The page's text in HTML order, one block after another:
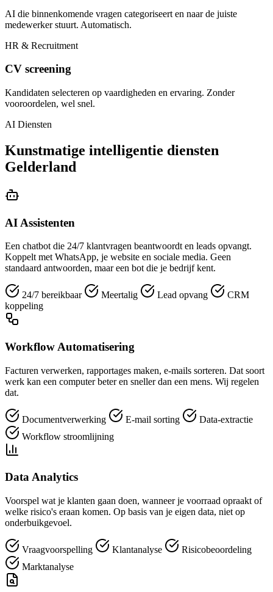
AI die binnenkomende vragen categoriseert en naar de juiste
medewerker stuurt. Automatisch.
HR & Recruitment
CV screening
Kandidaten selecteren op vaardigheden en ervaring. Zonder
vooroordelen, wel snel.
AI Diensten
Kunstmatige intelligentie diensten
Gelderland
AI Assistenten
Een chatbot die 24/7 klantvragen beantwoordt en leads opvangt.
Koppelt met WhatsApp, je website en sociale media. Geen
standaard antwoorden, maar een bot die je bedrijf kent.
24/7 bereikbaar Meertalig Lead opvang
CRM
koppeling
Workflow Automatisering
Facturen verwerken, rapportages maken, e-mails sorteren. Dat soort
werk kan een computer beter en sneller dan een mens. Wij regelen
dat.
Documentverwerking E-mail sorting
Data-extractie
Workflow stroomlijning
Data Analytics
Voorspel wat je klanten gaan doen, wanneer je voorraad opraakt of
welke risico's eraan komen. Op basis van je eigen data, niet op
onderbuikgevoel.
Vraagvoorspelling Klantanalyse
Risicobeoordeling
Marktanalyse